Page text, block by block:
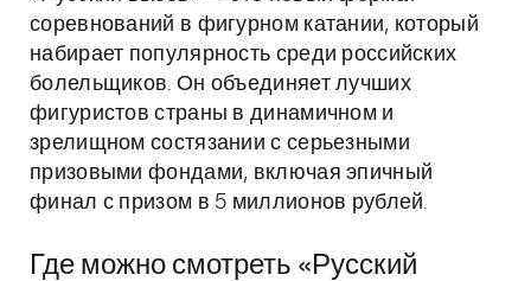
соревнований в фигурном катании, который
набирает популярность среди российских
болельщиков. Он объединяет лучших
фигуристов страны в динамичном и
зрелищном состязании с серьезными
призовыми фондами, включая эпичный
финал с призом в 5 миллионов рублей.
Где можно смотреть «Русский